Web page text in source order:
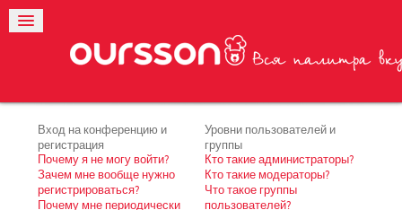
Вход на конференцию и
регистрация
Почему я не могу войти?
Зачем мне вообще нужно
регистрироваться?
Почему мне периодически
Уровни пользователей и
группы
Кто такие администраторы?
Кто такие модераторы?
Что такое группы
пользователей?